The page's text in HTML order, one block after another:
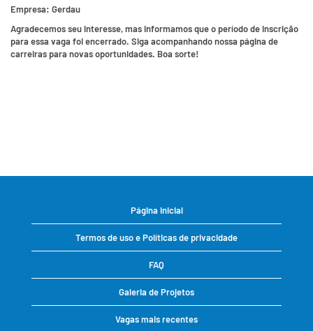
Empresa: Gerdau
Agradecemos seu interesse, mas informamos que o período de inscrição
para essa vaga foi encerrado. Siga acompanhando nossa página de
carreiras para novas oportunidades. Boa sorte!
Página inicial
Termos de uso e Políticas de privacidade
FAQ
Galeria de Projetos
Vagas mais recentes